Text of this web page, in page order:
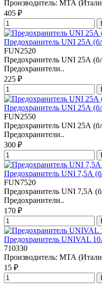
Производитель: МТА
405 ₽
Предохранитель UNI 25А
FUN2520
Предохранитель UNI 25А
Предохранители..
225 ₽
Предохранитель UNI 25А
FUN2550
Предохранитель UNI 25А
Предохранители..
300 ₽
Предохранитель UNI 7,5А
FUN7520
Предохранитель UNI 7,5А
Предохранители..
170 ₽
Предохранитель UNIVAL
710330
Производитель: МТА
15 ₽